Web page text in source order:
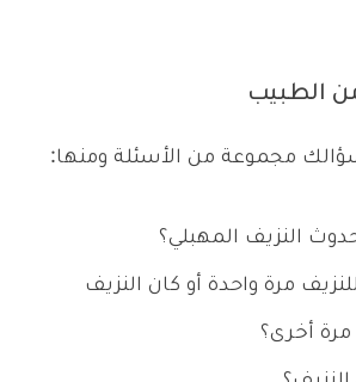
الطبيب
مجموعة من الأسئلة ومنها:
النزيف المهبلي؟
مرة واحدة أو كان النزيف
أخرى؟